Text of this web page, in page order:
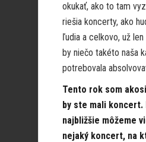
okukať, ako to tam
riešia koncerty, ako
ľudia a celkovo, už
by niečo takéto naša
potrebovala
Tento rok som
by ste mali koncert.
najbližšie môžeme
nejaký koncert, na